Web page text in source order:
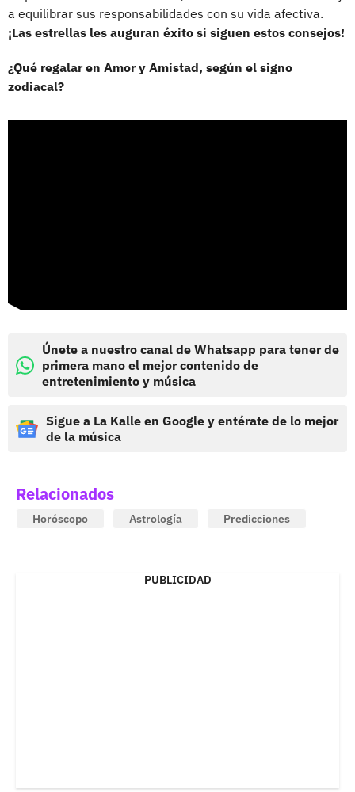
a equilibrar sus responsabilidades con su vida afectiva.
¡Las estrellas les auguran éxito si siguen estos consejos!
¿Qué regalar en Amor y Amistad, según el signo
zodiacal?
Únete a nuestro canal de Whatsapp para tener de
primera mano el mejor contenido de
entretenimiento y música
Sigue a La Kalle en Google y entérate de lo mejor
de la música
Relacionados
Horóscopo Astrología Predicciones
PUBLICIDAD